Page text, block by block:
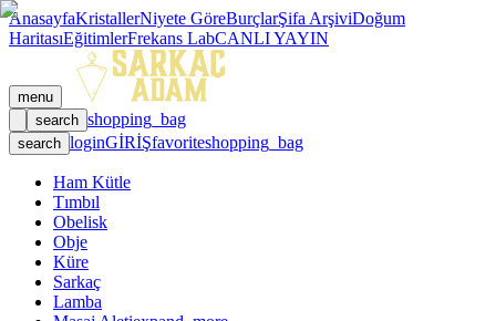
AnasayfaKristallerNiyete GöreBurçlarŞifa ArşiviDoğum
HaritasıEğitimlerFrekans LabCANLI YAYIN
menu
search shopping_bag
search loginGİRİŞfavoriteshopping_bag
Ham Kütle
Tımbıl
Obelisk
Obje
Küre
Sarkaç
Lamba